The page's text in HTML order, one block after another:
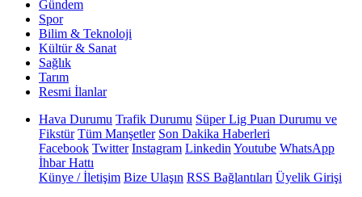
Gündem
Spor
Bilim & Teknoloji
Kültür & Sanat
Sağlık
Tarım
Resmi İlanlar
Hava Durumu Trafik Durumu Süper Lig Puan Durumu ve
Fikstür Tüm Manşetler Son Dakika Haberleri
Facebook Twitter Instagram Linkedin Youtube WhatsApp
İhbar Hattı
Künye / İletişim Bize Ulaşın RSS Bağlantıları Üyelik Girişi